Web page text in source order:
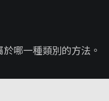
哪一種類別的方法。